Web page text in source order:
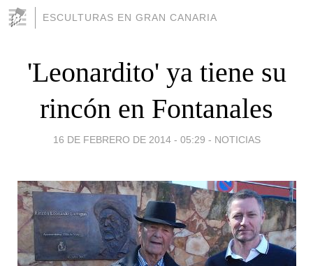
ESCULTURAS EN GRAN CANARIA
'Leonardito' ya tiene su
rincón en Fontanales
16 DE FEBRERO DE 2014 - 05:29 - NOTICIAS